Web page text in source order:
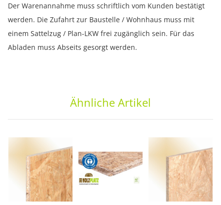
Der Warenannahme muss schriftlich vom Kunden bestätigt
werden. Die Zufahrt zur Baustelle / Wohnhaus muss mit
einem Sattelzug / Plan-LKW frei zugänglich sein. Für das
Abladen muss Abseits gesorgt werden.
Ähnliche Artikel